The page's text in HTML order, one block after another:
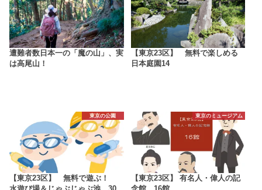
遭難者数日本一の「魔の山」、実
は高尾山！
【東京23区】 無料で楽しめる
日本庭園14
東京の公園
【東京23区】 無料で遊ぶ！
東京のミュージアム
【東京23区】 有名人・偉人の記